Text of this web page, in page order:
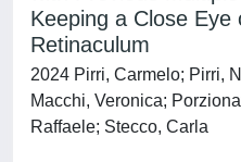
Keeping a Close Eye
Retinaculum
2024 Pirri, Carmelo; Pirri,
Macchi, Veronica;
Raffaele; Stecco, Carla